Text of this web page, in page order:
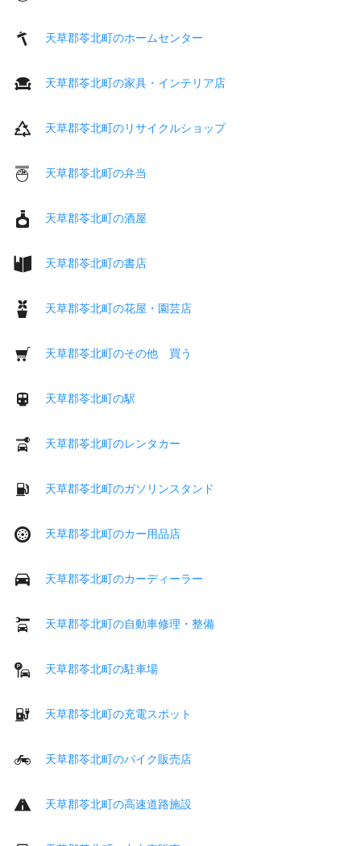
天草郡苓北町のホームセンター
天草郡苓北町の家具・インテリア店
天草郡苓北町のリサイクルショップ
天草郡苓北町の弁当
天草郡苓北町の酒屋
天草郡苓北町の書店
天草郡苓北町の花屋・園芸店
天草郡苓北町のその他 買う
天草郡苓北町の駅
天草郡苓北町のレンタカー
天草郡苓北町のガソリンスタンド
天草郡苓北町のカー用品店
天草郡苓北町のカーディーラー
天草郡苓北町の自動車修理・整備
天草郡苓北町の駐車場
天草郡苓北町の充電スポット
天草郡苓北町のバイク販売店
天草郡苓北町の高速道路施設